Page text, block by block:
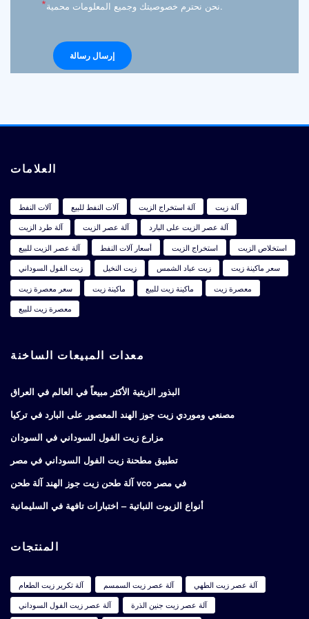
* نحن نحترم خصوصيتك وجميع المعلومات محمية.
العلامات
آلات النفط آلات النفط للبيع آلة استخراج الزيت
آلة زيت
آلة طرد الزيت
آلة عصر الزيت
آلة عصر الزيت على البارد
آلة عصر الزيت للبيع
أسعار آلات النفط استخراج الزيت
استخلاص الزيت
زيت الفول السوداني
زيت النخيل زيت عباد الشمس
سعر ماكينة زيت
سعر معصرة زيت
ماكينة زيت ماكينة زيت للبيع
معصرة زيت
معصرة زيت للبيع
معدات المبيعات الساخنة
البذور الزيتية الأكثر مبيعاً في العالم في العراق
مصنعي وموردي زيت جوز الهند المعصور على البارد في تركيا
مزارع زيت الفول السوداني في السودان
تطبيق مطحنة زيت الفول السوداني في مصر
آلة طحن زيت جوز الهند آلة طحن vco في مصر
أنواع الزيوت النباتية – اختبارات تافهة في السليمانية
المنتجات
آلة تكرير زيت الطعام آلة عصر زيت السمسم
آلة عصر زيت الطهي
آلة عصر زيت الفول السوداني
آلة عصر زيت جنين الذرة